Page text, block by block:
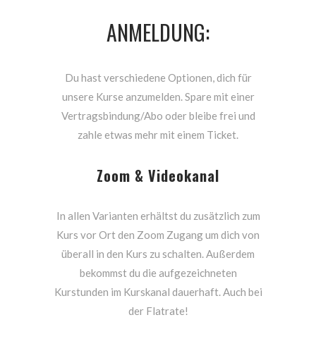
ANMELDUNG:
Du hast verschiedene Optionen, dich für
unsere Kurse anzumelden. Spare mit einer
Vertragsbindung/Abo oder bleibe frei und
zahle etwas mehr mit einem Ticket.
Zoom & Videokanal
In allen Varianten erhältst du zusätzlich zum
Kurs vor Ort den Zoom Zugang um dich von
überall in den Kurs zu schalten. Außerdem
bekommst du die aufgezeichneten
Kurstunden im Kurskanal dauerhaft. Auch bei
der Flatrate!